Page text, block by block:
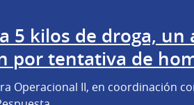
5 kilos de droga, un
por tentativa de
Operacional II, en coordinación